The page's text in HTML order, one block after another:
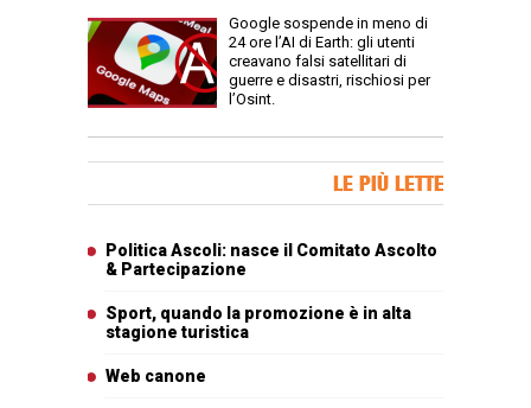
Google sospende in meno di
24 ore l’AI di Earth: gli utenti
creavano falsi satellitari di
guerre e disastri, rischiosi per
l’Osint.
LE PIÙ LETTE
Politica Ascoli: nasce il Comitato Ascolto
& Partecipazione
Sport, quando la promozione è in alta
stagione turistica
Web canone